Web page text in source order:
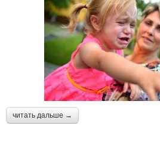
читать дальше →